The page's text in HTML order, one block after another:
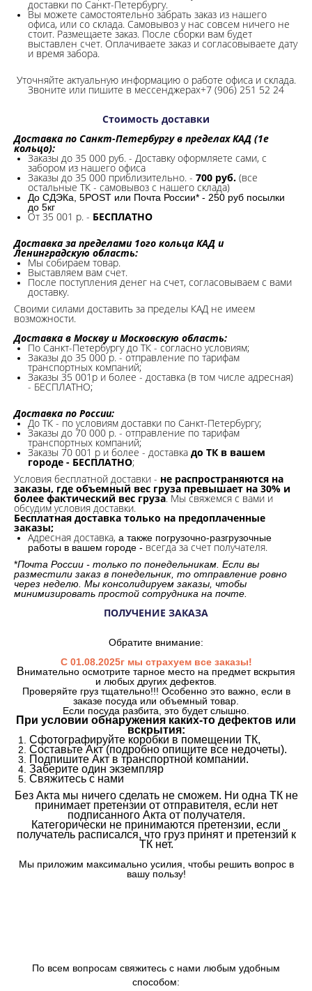
доставки по Санкт-Петербургу.
Вы можете самостоятельно забрать заказ из нашего
офиса, или со склада. Самовывоз у нас совсем ничего не
стоит. Размещаете заказ. После сборки вам будет
выставлен счет. Оплачиваете заказ и согласовываете дату
и время забора.
Уточняйте актуальную информацию о работе офиса и склада.
Звоните или пишите в мессенджерах+7 (906) 251 52 24
Стоимость доставки
Доставка по Санкт-Петербургу в пределах КАД (1е
кольцо):
Заказы до 35 000 руб. - Доставку оформляете сами, с
забором из нашего офиса
Заказы до 35 000 приблизительно. - 700 руб. (все
остальные ТК - самовывоз с нашего склада)
До СДЭКа, 5POST или Почта России* - 250 руб посылки
до 5кг
От 35 001 р. - БЕСПЛАТНО
Доставка за пределами 1ого кольца КАД и
Ленинградскую область:
Мы собираем товар.
Выставляем вам счет.
После поступления денег на счет, согласовываем с вами
доставку.
Своими силами доставить за пределы КАД не имеем
возможности.​
Доставка в Москву и Московскую область:
По Санкт-Петербургу до ТК - согласно условиям;
Заказы до 35 000 р. - отправление по тарифам
транспортных компаний;
Заказы 35 001р и более - доставка (в том числе адресная)
- БЕСПЛАТНО;
Доставка по России:
До ТК - по условиям доставки по Санкт-Петербургу;
Заказы до 70 000 р. - отправление по тарифам
транспортных компаний;
Заказы 70 001 р и более - доставка до ТК в вашем
городе - БЕСПЛАТНО;
Условия бесплатной доставки - не распространяются на
заказы, где объемный вес груза превышает на 30% и
более фактический вес груза. Мы свяжемся с вами и
обсудим условия доставки.
Бесплатная доставка только на предоплаченные
заказы;
Адресная доставка, а также погрузочно-разгрузочные
работы в вашем городе - всегда за счет получателя.
*Почта России - только по понедельникам. Если вы
разместили заказ в понедельник, то отправление ровно
через неделю. Мы консолидируем заказы, чтобы
минимизировать простой сотрудника на почте.
ПОЛУЧЕНИЕ ЗАКАЗА
Обратите внимание:
С 01.08.2025г мы страхуем все заказы!
Внимательно осмотрите тарное место на предмет вскрытия
и любых других дефектов.
Проверяйте груз тщательно!!! Особенно это важно, если в
заказе посуда или объемный товар.
Если посуда разбита, это будет слышно.
При условии обнаружения каких-то дефектов или
вскрытия:
Сфотографируйте коробки в помещении ТК,
Составьте Акт (подробно опишите все недочеты).
Подпишите Акт в транспортной компании.
Заберите один экземпляр
Свяжитесь с нами
Без Акта мы ничего сделать не сможем. Ни одна ТК не
принимает претензии от отправителя, если нет
подписанного Акта от получателя.
Категорически не принимаются претензии, если
получатель расписался, что груз принят и претензий к
ТК нет.
Мы приложим максимально усилия, чтобы решить вопрос в
вашу пользу!
По всем вопросам свяжитесь с нами любым удобным
способом: